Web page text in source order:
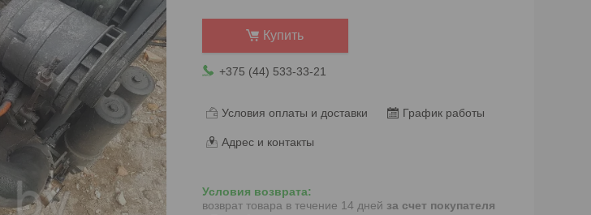
Купить
+375 (44) 533-33-21
Условия оплаты и доставки График работы
Адрес и контакты
возврат товара в течение 14 дней за счет покупателя